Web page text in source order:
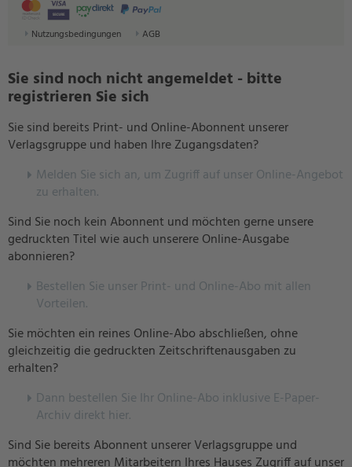
Nutzungsbedingungen AGB
Sie sind noch nicht angemeldet - bitte
registrieren Sie sich
Sie sind bereits Print- und Online-Abonnent unserer
Verlagsgruppe und haben Ihre Zugangsdaten?
Melden Sie sich an, um Zugriff auf unser Online-Angebot
zu erhalten.
Sind Sie noch kein Abonnent und möchten gerne unsere
gedruckten Titel wie auch unserere Online-Ausgabe
abonnieren?
Bestellen Sie unser Print- und Online-Abo mit allen
Vorteilen.
Sie möchten ein reines Online-Abo abschließen, ohne
gleichzeitig die gedruckten Zeitschriftenausgaben zu
erhalten?
Dann bestellen Sie Ihr Online-Abo inklusive E-Paper-
Archiv direkt hier.
Sind Sie bereits Abonnent unserer Verlagsgruppe und